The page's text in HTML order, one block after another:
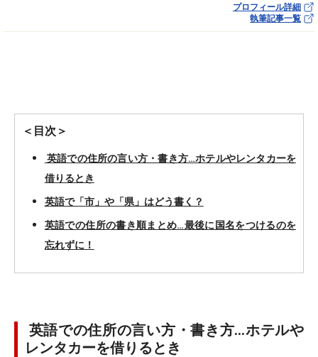
プロフィール詳細
執筆記事一覧
＜目次＞
英語での住所の言い方・書き方…ホテルやレンタカーを
借りるとき
英語で「市」や「県」はどう書く？
英語での住所の書き順まとめ…最後に国名をつけるのを
忘れずに！
英語での住所の言い方・書き方…ホテルや
レンタカーを借りるとき